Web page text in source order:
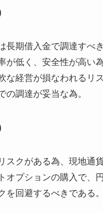
長期借入金で調達すべ
が低く、安全性が高い
な経営が損なわれるリ
の調達が妥当な為。
スクがある為、現地通
オプションの購入で、
を回避するべきである。